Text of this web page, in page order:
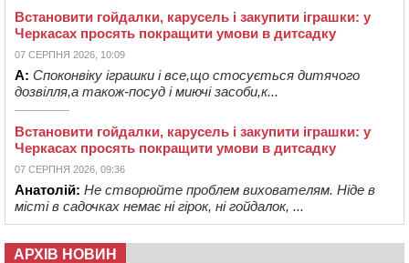
Встановити гойдалки, карусель і закупити іграшки: у
Черкасах просять покращити умови в дитсадку
07 СЕРПНЯ 2026, 10:09
А: Споконвіку іграшки і все,що стосується дитячого
дозвілля,а також-посуд і миючі засоби,к...
Встановити гойдалки, карусель і закупити іграшки: у
Черкасах просять покращити умови в дитсадку
07 СЕРПНЯ 2026, 09:36
Анатолій: Не створюйте проблем вихователям. Ніде в
місті в садочках немає ні гірок, ні гойдалок, ...
АРХІВ НОВИН